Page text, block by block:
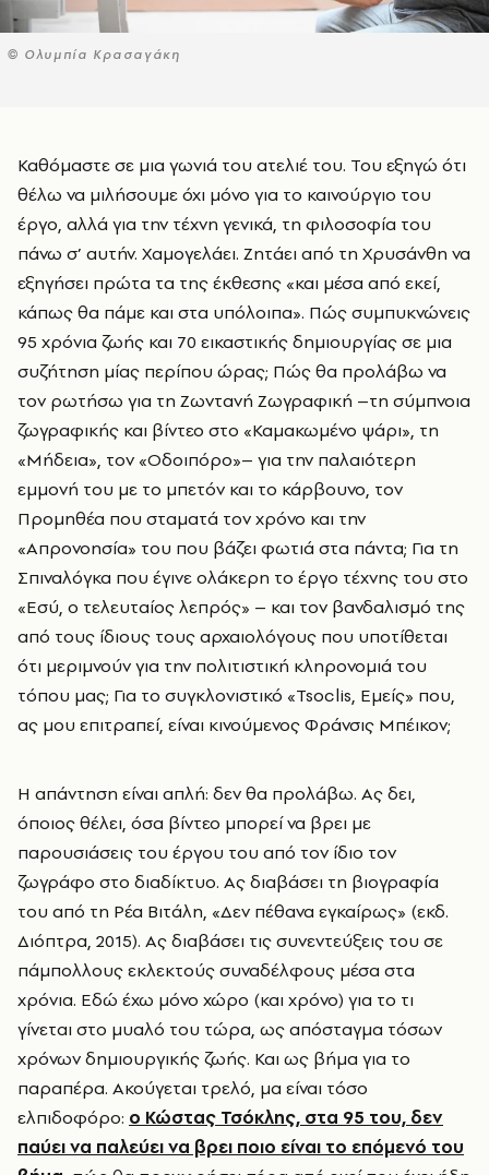
© Ολυμπία Κρασαγάκη
Καθόμαστε σε μια γωνιά του ατελιέ του. Του εξηγώ ότι
θέλω να μιλήσουμε όχι μόνο για το καινούργιο του
έργο, αλλά για την τέχνη γενικά, τη φιλοσοφία του
πάνω σ’ αυτήν. Χαμογελάει. Ζητάει από τη Χρυσάνθη να
εξηγήσει πρώτα τα της έκθεσης «και μέσα από εκεί,
κάπως θα πάμε και στα υπόλοιπα». Πώς συμπυκνώνεις
95 χρόνια ζωής και 70 εικαστικής δημιουργίας σε μια
συζήτηση μίας περίπου ώρας; Πώς θα προλάβω να
τον ρωτήσω για τη Ζωντανή Ζωγραφική –τη σύμπνοια
ζωγραφικής και βίντεο στο «Καμακωμένο ψάρι», τη
«Μήδεια», τον «Οδοιπόρο»– για την παλαιότερη
εμμονή του με το μπετόν και το κάρβουνο, τον
Προμηθέα που σταματά τον χρόνο και την
«Απρονοησία» του που βάζει φωτιά στα πάντα; Για τη
Σπιναλόγκα που έγινε ολάκερη το έργο τέχνης του στο
«Εσύ, ο τελευταίος λεπρός» – και τον βανδαλισμό της
από τους ίδιους τους αρχαιολόγους που υποτίθεται
ότι μεριμνούν για την πολιτιστική κληρονομιά του
τόπου μας; Για το συγκλονιστικό «Tsoclis, Εμείς» που,
ας μου επιτραπεί, είναι κινούμενος Φράνσις Μπέικον;
Η απάντηση είναι απλή: δεν θα προλάβω. Ας δει,
όποιος θέλει, όσα βίντεο μπορεί να βρει με
παρουσιάσεις του έργου του από τον ίδιο τον
ζωγράφο στο διαδίκτυο. Ας διαβάσει τη βιογραφία
του από τη Ρέα Βιτάλη, «Δεν πέθανα εγκαίρως» (εκδ.
Διόπτρα, 2015). Ας διαβάσει τις συνεντεύξεις του σε
πάμπολλους εκλεκτούς συναδέλφους μέσα στα
χρόνια. Εδώ έχω μόνο χώρο (και χρόνο) για το τι
γίνεται στο μυαλό του τώρα, ως απόσταγμα τόσων
χρόνων δημιουργικής ζωής. Και ως βήμα για το
παραπέρα. Ακούγεται τρελό, μα είναι τόσο
ελπιδοφόρο: ο Κώστας Τσόκλης, στα 95 του, δεν
παύει να παλεύει να βρει ποιο είναι το επόμενό του